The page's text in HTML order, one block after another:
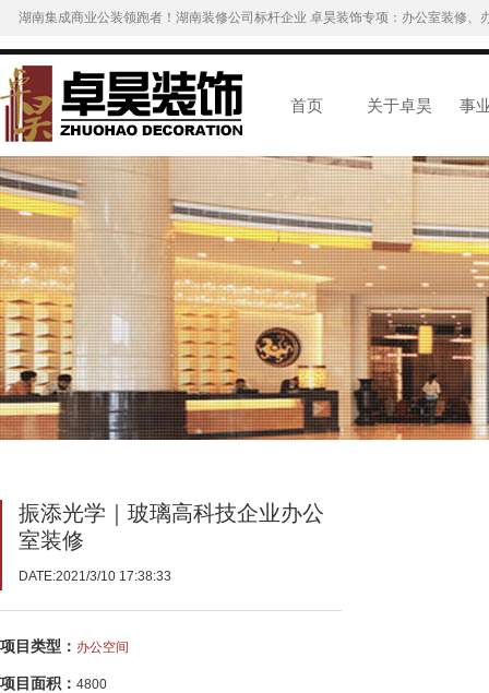
湖南集成商业公装领跑者！湖南装修公司标杆企业 卓昊装饰专项：办公室装修
首页 关于卓昊 事
振添光学｜玻璃高科技企业办公
室装修
DATE:2021/3/10 17:38:33
项目类型： 办公空间
项目面积： 4800